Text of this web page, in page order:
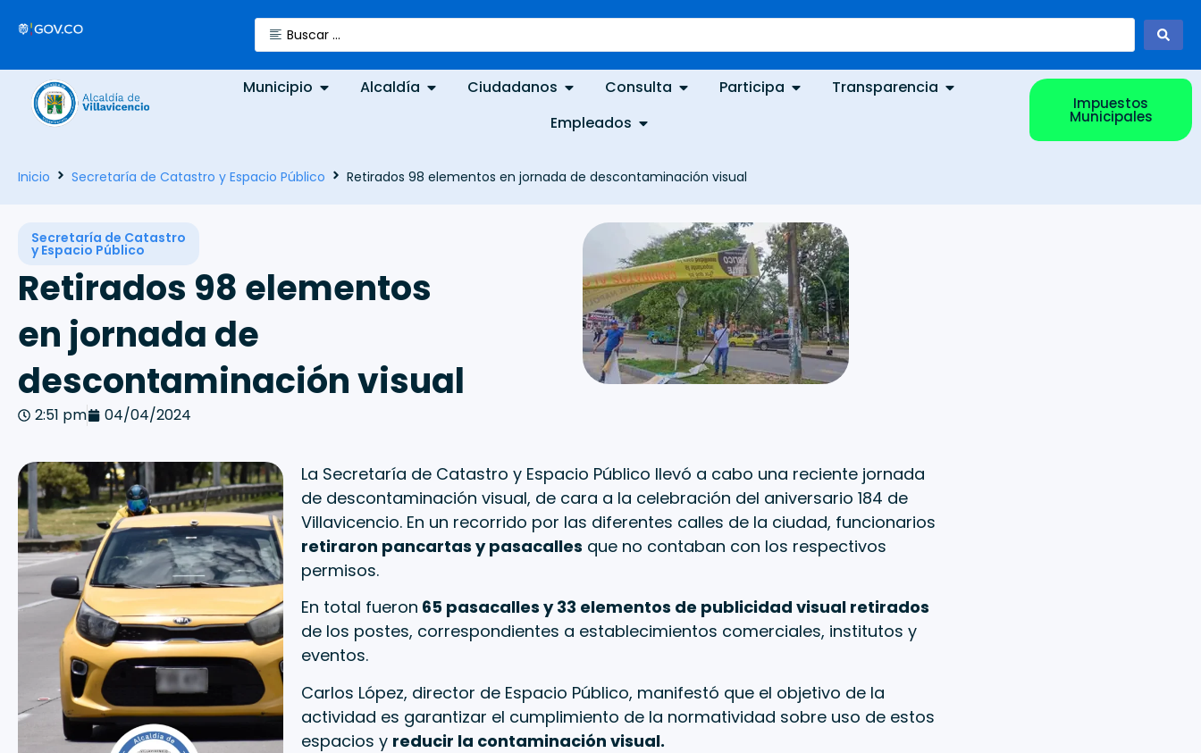
Municipio Alcaldía Ciudadanos Consulta Participa
Transparencia
Empleados
Impuestos
Municipales
Inicio Secretaría de Catastro y Espacio Público Retirados 98 elementos en jornada de descontaminación visual
Secretaría de Catastro
y Espacio Público
Retirados 98 elementos
en jornada de
descontaminación visual
2:51 pm 04/04/2024
La Secretaría de Catastro y Espacio Público llevó a cabo una reciente jornada
de descontaminación visual, de cara a la celebración del aniversario 184 de
Villavicencio. En un recorrido por las diferentes calles de la ciudad, funcionarios
retiraron pancartas y pasacalles que no contaban con los respectivos
permisos.
En total fueron 65 pasacalles y 33 elementos de publicidad visual retirados
de los postes, correspondientes a establecimientos comerciales, institutos y
eventos.
Carlos López, director de Espacio Público, manifestó que el objetivo de la
actividad es garantizar el cumplimiento de la normatividad sobre uso de estos
espacios y reducir la contaminación visual.